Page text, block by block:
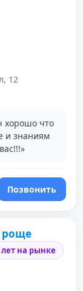
12
хорошо что
и знаниям
Позвонить
роще
лет на рынке